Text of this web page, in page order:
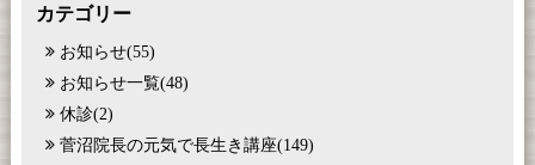
カテゴリー
お知らせ(55)
お知らせ一覧(48)
休診(2)
菅沼院長の元気で長生き講座(149)